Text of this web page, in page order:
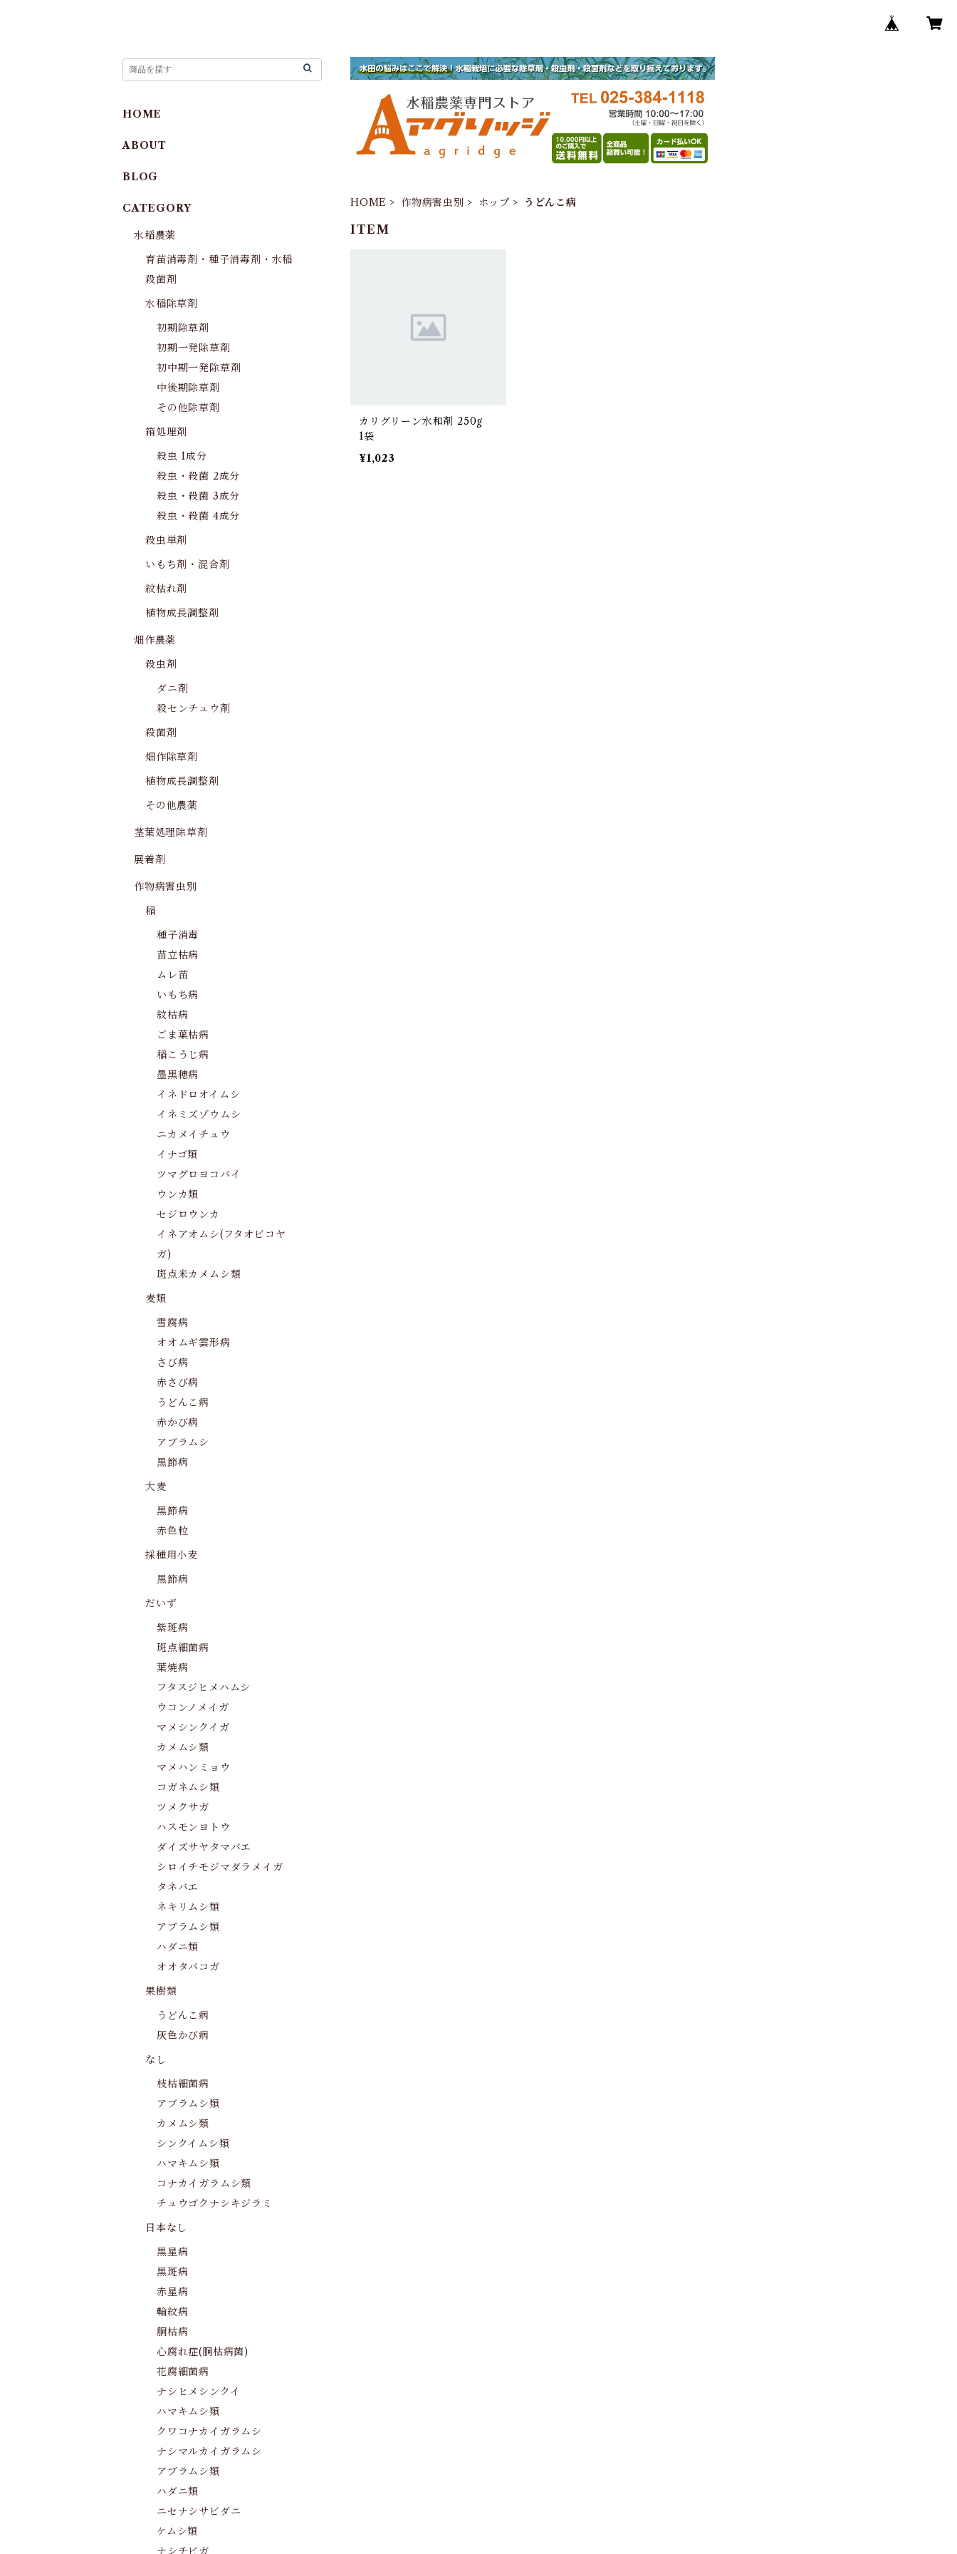
HOME 作物病害虫別 ホップ うどんこ病
ITEM
カリグリーン水和剤 250g
1袋
¥1,023
HOME
ABOUT
BLOG
CATEGORY
水稲農薬
育苗消毒剤・種子消毒剤・水稲
殺菌剤
水稲除草剤
初期除草剤
初期一発除草剤
初中期一発除草剤
中後期除草剤
その他除草剤
箱処理剤
殺虫 1成分
殺虫・殺菌 2成分
殺虫・殺菌 3成分
殺虫・殺菌 4成分
殺虫単剤
いもち剤・混合剤
紋枯れ剤
植物成長調整剤
畑作農薬
殺虫剤
ダニ剤
殺センチュウ剤
殺菌剤
畑作除草剤
植物成長調整剤
その他農薬
茎葉処理除草剤
展着剤
作物病害虫別
稲
種子消毒
苗立枯病
ムレ苗
いもち病
紋枯病
ごま葉枯病
稲こうじ病
墨黒穂病
イネドロオイムシ
イネミズゾウムシ
ニカメイチュウ
イナゴ類
ツマグロヨコバイ
ウンカ類
セジロウンカ
イネアオムシ(フタオビコヤ
ガ)
斑点米カメムシ類
麦類
雪腐病
オオムギ雲形病
さび病
赤さび病
うどんこ病
赤かび病
アブラムシ
黒節病
大麦
黒節病
赤色粒
採種用小麦
黒節病
だいず
紫斑病
斑点細菌病
葉焼病
フタスジヒメハムシ
ウコンノメイガ
マメシンクイガ
カメムシ類
マメハンミョウ
コガネムシ類
ツメクサガ
ハスモンヨトウ
ダイズサヤタマバエ
シロイチモジマダラメイガ
タネバエ
ネキリムシ類
アブラムシ類
ハダニ類
オオタバコガ
果樹類
うどんこ病
灰色かび病
なし
枝枯細菌病
アブラムシ類
カメムシ類
シンクイムシ類
ハマキムシ類
コナカイガラムシ類
チュウゴクナシキジラミ
日本なし
黒星病
黒斑病
赤星病
輪紋病
胴枯病
心腐れ症(胴枯病菌)
花腐細菌病
ナシヒメシンクイ
ハマキムシ類
クワコナカイガラムシ
ナシマルカイガラムシ
アブラムシ類
ハダニ類
ニセナシサビダニ
ケムシ類
ナシチビガ